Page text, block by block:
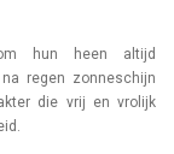
hun heen altijd
regen zonneschijn
die vrij en vrolijk